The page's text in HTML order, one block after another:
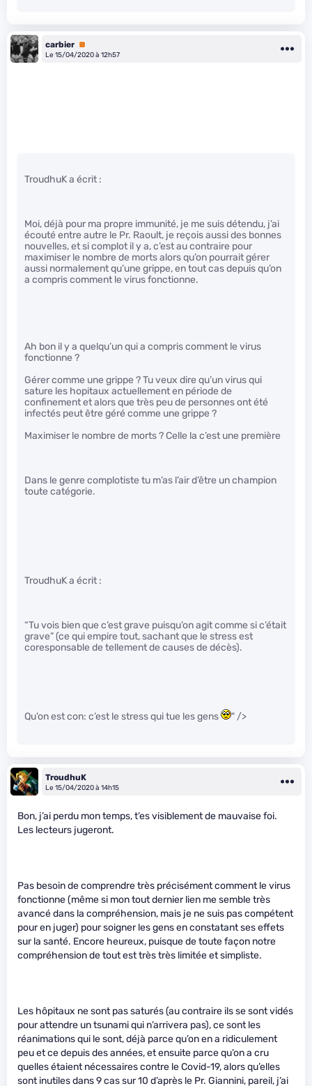
carbier Premium
Le 15/04/2020 à 12h57
TroudhuK a écrit :
Moi, déjà pour ma propre immunité, je me suis détendu, j’ai
écouté entre autre le Pr. Raoult, je reçois aussi des bonnes
nouvelles, et si complot il y a, c’est au contraire pour
maximiser le nombre de morts alors qu’on pourrait gérer
aussi normalement qu’une grippe, en tout cas depuis qu’on
a compris comment le virus fonctionne.
Ah bon il y a quelqu’un qui a compris comment le virus
fonctionne ?
Gérer comme une grippe ? Tu veux dire qu’un virus qui
sature les hopitaux actuellement en période de
confinement et alors que très peu de personnes ont été
infectés peut être géré comme une grippe ?
Maximiser le nombre de morts ? Celle la c’est une première
Dans le genre complotiste tu m’as l’air d’être un champion
toute catégorie.
TroudhuK a écrit :
“Tu vois bien que c’est grave puisqu’on agit comme si c’était
grave” (ce qui empire tout, sachant que le stress est
coresponsable de tellement de causes de décès).
Qu’on est con: c’est le stress qui tue les gens " />
TroudhuK
Le 15/04/2020 à 14h15
Bon, j’ai perdu mon temps, t’es visiblement de mauvaise foi.
Les lecteurs jugeront.
Pas besoin de comprendre très précisément comment le virus
fonctionne (même si mon tout dernier lien me semble très
avancé dans la compréhension, mais je ne suis pas compétent
pour en juger) pour soigner les gens en constatant ses effets
sur la santé. Encore heureux, puisque de toute façon notre
compréhension de tout est très très limitée et simpliste.
Les hôpitaux ne sont pas saturés (au contraire ils se sont vidés
pour attendre un tsunami qui n’arrivera pas), ce sont les
réanimations qui le sont, déjà parce qu’on en a ridiculement
peu et ce depuis des années, et ensuite parce qu’on a cru
quelles étaient nécessaires contre le Covid-19, alors qu’elles
sont inutiles dans 9 cas sur 10 d’après le Pr. Giannini, pareil, j’ai